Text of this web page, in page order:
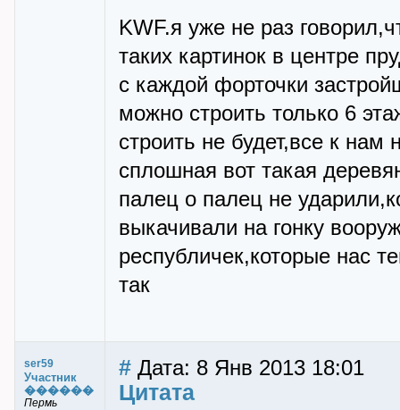
KWF.я уже не раз
таких картинок в центре
с каждой форточки
можно строить только 6
строить не будет,все к
сплошная вот такая
палец о палец не
выкачивали на гонку
республичек,которые нас
так
ser59
Участник
������
Пермь
# Дата: 8 Янв 2013 18:01
Цитата